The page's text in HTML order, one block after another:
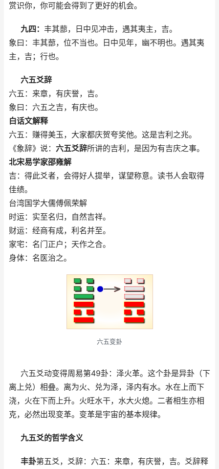
赏识你，你可能会得到了更好的机会。
九四： 丰其蔀，日中见冲击，遇其夷主，吉。
象曰：丰其蔀，位不当也。日中见年，幽不明也。遇其夷
主，吉；行也。
六五爻辞
六五：来章，有庆誉，吉。
象曰：六五之吉，有庆也。
白话文解释
六五：赚得美玉，大家都庆贺夸奖他。这是吉利之兆。
《象辞》说： 六五爻辞所讲的吉利，是因为有吉庆之事。
北宋易学家邵雍解
吉：得此爻者，会得好人提举，谋望称意。读书人会取得
佳绩。
台湾国学大儒傅佩荣解
时运：实至名归，自然吉祥。
财运：经商有成，利名并至。
家宅：名门正户；天作之合。
身体：名医治之。
六五变卦
六五爻动变得周易第49卦：泽火革。这个卦是异卦（下
离上兑）相叠。离为火、兑为泽，泽内有水。水在上而下
浇，火在下而上升。火旺水干，水大火熄。二者相生亦相
克，必然出现变革。变革是宇宙的基本规律。
九五爻的哲学含义
丰卦第五爻，爻辞：六五：来章，有庆誉，吉。爻辞释